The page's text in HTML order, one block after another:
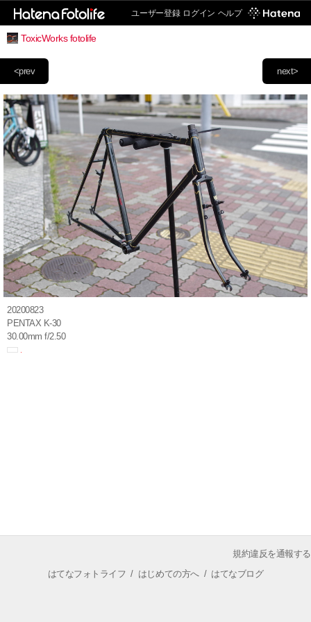
ユーザー登録 ログイン ヘルプ
ToxicWorks fotolife
next>
<prev
20200823
PENTAX K-30
30.00mm f/2.50
規約違反を通報する
はてなフォトライフ / はじめての方へ/ はてなブログ